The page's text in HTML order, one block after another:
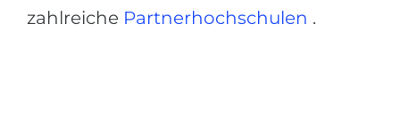
zahlreiche Partnerhochschulen .